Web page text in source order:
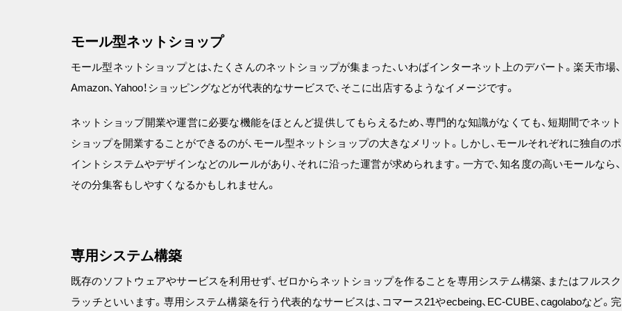
モール型ネットショップ
モール型ネットショップとは、たくさんのネットショップが集まった、いわばインターネット上のデパート。楽天市場、
Amazon、Yahoo！ショッピングなどが代表的なサービスで、そこに出店するようなイメージです。
ネットショップ開業や運営に必要な機能をほとんど提供してもらえるため、専門的な知識がなくても、短期間でネット
ショップを開業することができるのが、モール型ネットショップの大きなメリット。しかし、モールそれぞれに独自のポ
イントシステムやデザインなどのルールがあり、それに沿った運営が求められます。一方で、知名度の高いモールなら、
その分集客もしやすくなるかもしれません。
専用システム構築
既存のソフトウェアやサービスを利用せず、ゼロからネットショップを作ることを専用システム構築、またはフルスク
ラッチといいます。専用システム構築を行う代表的なサービスは、コマース21やecbeing、EC-CUBE、cagolaboなど。完